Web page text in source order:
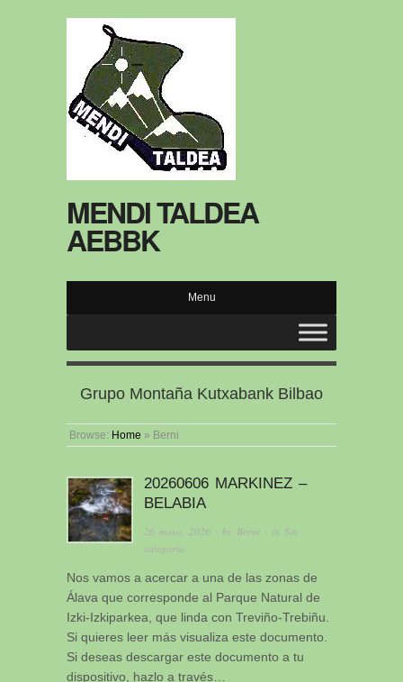
MENDI TALDEA
AEBBK
Menu
Grupo Montaña Kutxabank Bilbao
Browse: Home » Berni
20260606 MARKINEZ –
BELABIA
26 mayo, 2026 · byBerni · inSin
categoría
Nos vamos a acercar a una de las zonas de
Álava que corresponde al Parque Natural de
Izki-Izkiparkea, que linda con Treviño-Trebiñu.
Si quieres leer más visualiza este documento.
Si deseas descargar este documento a tu
dispositivo, hazlo a través…